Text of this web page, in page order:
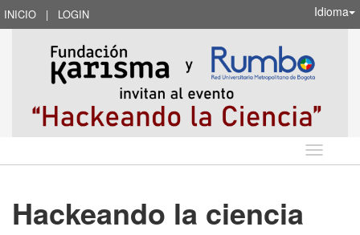
INICIO | LOGIN Idioma
Idioma
Hackeando la ciencia